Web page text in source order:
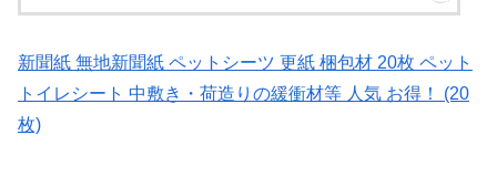
新聞紙 無地新聞紙 ペットシーツ 更紙 梱包材 20枚 ペット
トイレシート 中敷き・荷造りの緩衝材等 人気 お得！ (20
枚)